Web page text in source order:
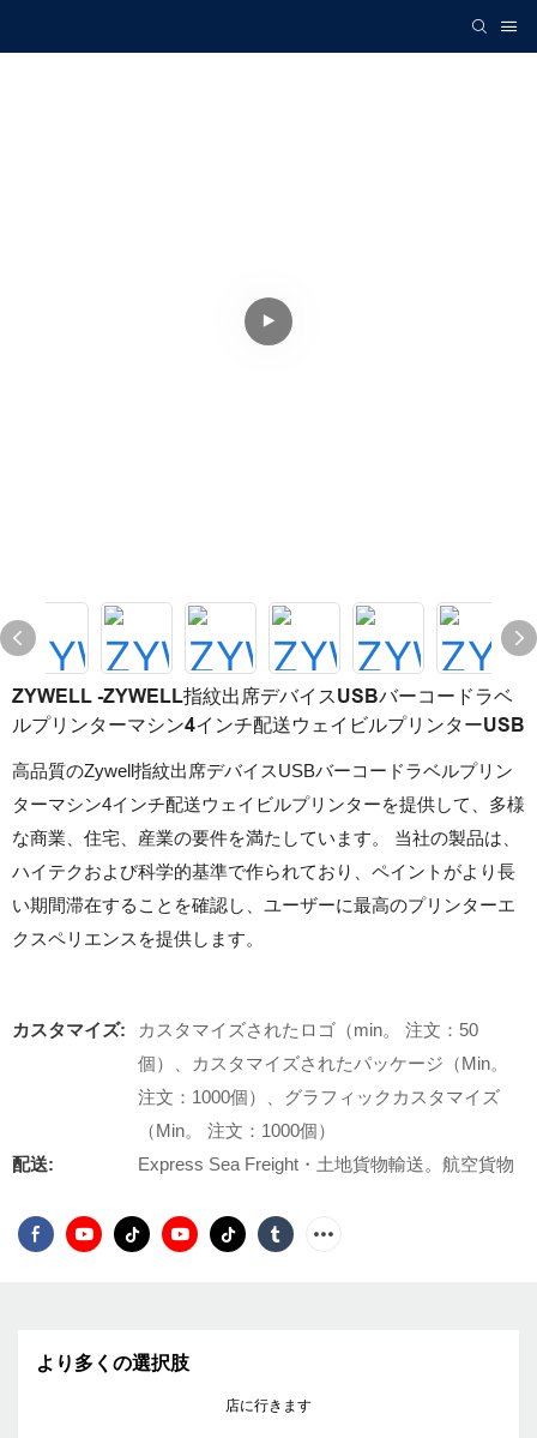
ZYWELL -ZYWELL指紋出席デバイスUSBバーコードラベ
ルプリンターマシン4インチ配送ウェイビルプリンターUSB
高品質のZywell指紋出席デバイスUSBバーコードラベルプリン
ターマシン4インチ配送ウェイビルプリンターを提供して、多様
な商業、住宅、産業の要件を満たしています。 当社の製品は、
ハイテクおよび科学的基準で作られており、ペイントがより長
い期間滞在することを確認し、ユーザーに最高のプリンターエ
クスペリエンスを提供します。
カスタマイズ:
カスタマイズされたロゴ（min。 注文：50
個）、カスタマイズされたパッケージ（Min。
注文：1000個）、グラフィックカスタマイズ
（Min。 注文：1000個）
配送:
Express Sea Freight・土地貨物輸送。航空貨物
より多くの選択肢
店に行きます